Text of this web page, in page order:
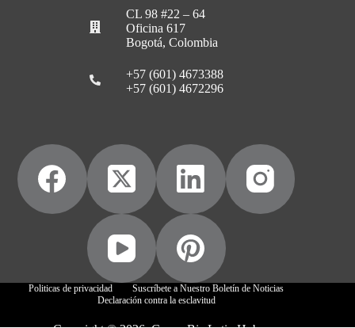
CL 98 #22 – 64
Oficina 617
Bogotá, Colombia
+57 (601) 4673388
+57 (601) 4672296
Politicas de privacidad
Suscríbete a Nuestro Boletín de Noticias
Declaración contra la esclavitud